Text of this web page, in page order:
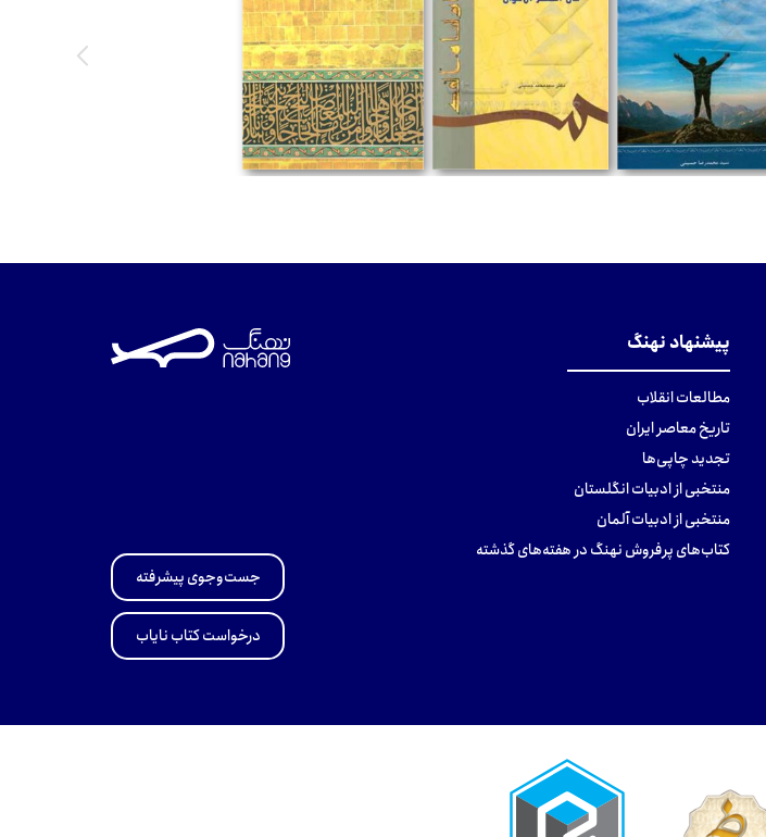
پیشنهاد نهنگ
مطالعات انقلاب
تاریخ معاصر ایران
تجدید چاپی‌ها
منتخبی از ادبیات انگلستان
منتخبی از ادبیات آلمان
کتاب‌های پرفروش نهنگ در هفته‌های گذشته
جست‌وجوی پیشرفته
درخواست کتاب نایاب